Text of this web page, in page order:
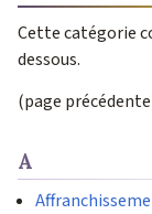
Cette catégorie
dessous.
(page
A